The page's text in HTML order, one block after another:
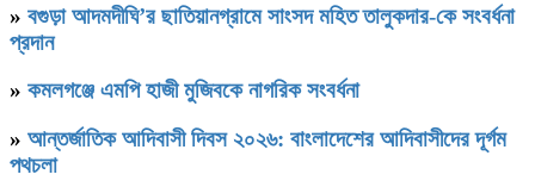
» বগুড়া আদমদীঘি’র ছাতিয়ানগ্রামে সাংসদ মহিত তালুকদার-কে সংবর্ধনা
প্রদান
» কমলগঞ্জে এমপি হাজী মুজিবকে নাগরিক সংবর্ধনা
» আন্তর্জাতিক আদিবাসী দিবস ২০২৬: বাংলাদেশের আদিবাসীদের দূর্গম
পথচলা